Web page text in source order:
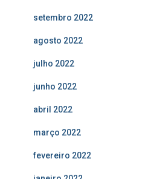
setembro 2022
agosto 2022
julho 2022
junho 2022
abril 2022
março 2022
fevereiro 2022